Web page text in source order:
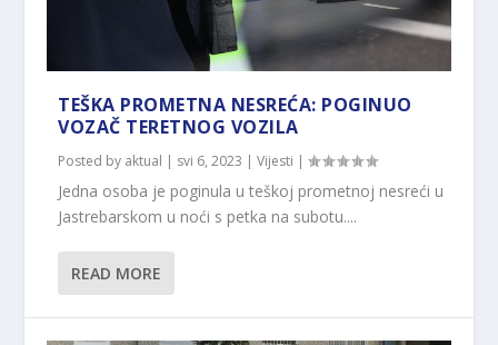
TEŠKA PROMETNA NESREĆA: POGINUO
VOZAČ TERETNOG VOZILA
Posted by aktual | svi 6, 2023 |Vijesti |
Jedna osoba je poginula u teškoj prometnoj nesreći u
Jastrebarskom u noći s petka na subotu....
READ MORE